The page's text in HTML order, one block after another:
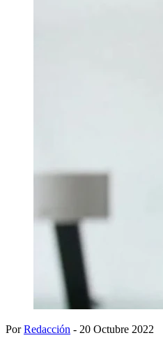
PorRedacción - 20 Octubre 2022